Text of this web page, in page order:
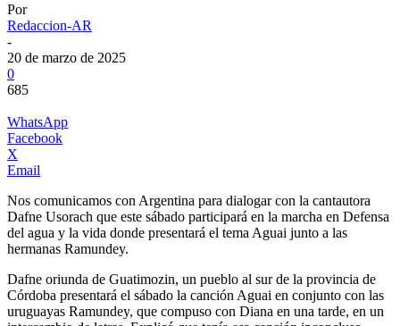
Por
Redaccion-AR
-
20 de marzo de 2025
0
685
WhatsApp
Facebook
X
Email
Nos comunicamos con Argentina para dialogar con la cantautora
Dafne Usorach que este sábado participará en la marcha en Defensa
del agua y la vida donde presentará el tema Aguai junto a las
hermanas Ramundey.
Dafne oriunda de Guatimozin, un pueblo al sur de la provincia de
Córdoba presentará el sábado la canción Aguai en conjunto con las
uruguayas Ramundey, que compuso con Diana en una tarde, en un